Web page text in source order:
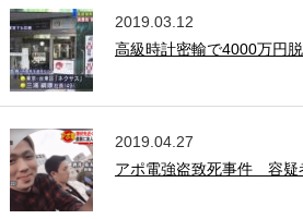
2019.03.12
高級時計密輸で4000万円
2019.04.27
アポ電強盗致死事件 容